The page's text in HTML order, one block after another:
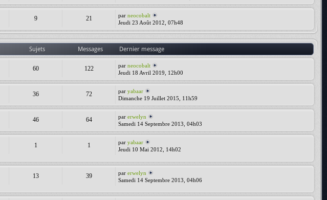
9 21 parneocobalt
Jeudi 23 Août 2012, 07h48
Sujets Messages Dernier message
60 122 parneocobalt
Jeudi 18 Avril 2019, 12h00
36 72 paryabaar
Dimanche 19 Juillet 2015, 11h59
46 64 parerwelyn
Samedi 14 Septembre 2013, 04h03
1 1 paryabaar
Jeudi 10 Mai 2012, 14h02
13 39 parerwelyn
Samedi 14 Septembre 2013, 04h06